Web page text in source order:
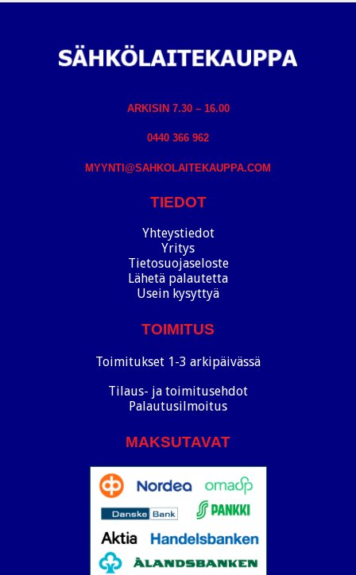
ARKISIN 7.30 – 16.00
0440 366 962
MYYNTI@SAHKOLAITEKAUPPA.COM
TIEDOT
Yhteystiedot
Yritys
Tietosuojaseloste
Lähetä palautetta
Usein kysyttyä
TOIMITUS
Toimitukset 1-3 arkipäivässä
Tilaus- ja toimitusehdot
Palautusilmoitus
MAKSUTAVAT